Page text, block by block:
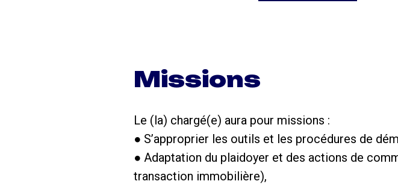
Missions
Le (la) chargé(e) aura pour missions :
● S’approprier les outils et les procédures de
● Adaptation du plaidoyer et des actions de
transaction immobilière),